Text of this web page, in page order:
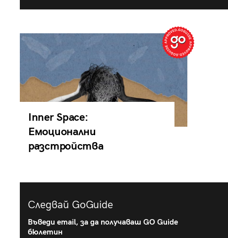
Inner Space:
Емоционални
разстройства
Следвай GoGuide
Въведи email, за да получаваш GO Guide
бюлетин